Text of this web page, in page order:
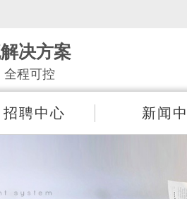
决方案
全程可控
招聘中心 新闻